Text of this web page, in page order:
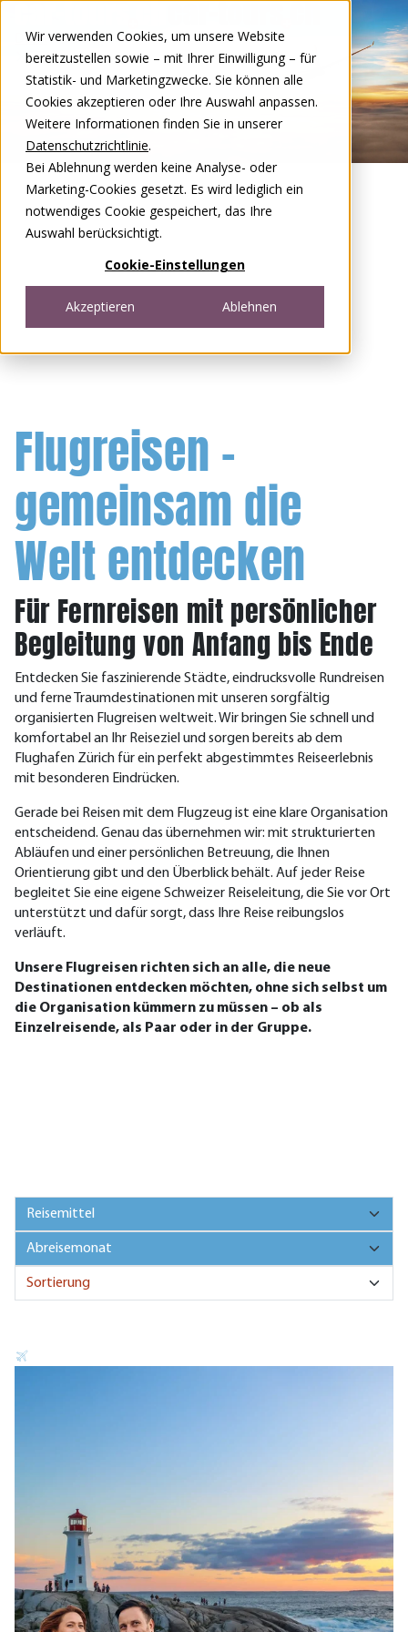
Wir verwenden Cookies, um unsere Website
bereitzustellen sowie – mit Ihrer Einwilligung – für
Statistik- und Marketingzwecke. Sie können alle
Cookies akzeptieren oder Ihre Auswahl anpassen.
Weitere Informationen finden Sie in unserer
Datenschutzrichtlinie.
Bei Ablehnung werden keine Analyse- oder
Marketing-Cookies gesetzt. Es wird lediglich ein
notwendiges Cookie gespeichert, das Ihre
Auswahl berücksichtigt.
Cookie-Einstellungen
Akzeptieren Ablehnen
DEFR
Open menu
Flugreisen –
gemeinsam die
Welt entdecken
Für Fernreisen mit persönlicher
Begleitung von Anfang bis Ende
Entdecken Sie faszinierende Städte, eindrucksvolle Rundreisen
und ferne Traumdestinationen mit unseren sorgfältig
organisierten Flugreisen weltweit. Wir bringen Sie schnell und
komfortabel an Ihr Reiseziel und sorgen bereits ab dem
Flughafen Zürich für ein perfekt abgestimmtes Reiseerlebnis
mit besonderen Eindrücken.
Gerade bei Reisen mit dem Flugzeug ist eine klare Organisation
entscheidend. Genau das übernehmen wir: mit strukturierten
Abläufen und einer persönlichen Betreuung, die Ihnen
Orientierung gibt und den Überblick behält. Auf jeder Reise
begleitet Sie eine eigene Schweizer Reiseleitung, die Sie vor Ort
unterstützt und dafür sorgt, dass Ihre Reise reibungslos
verläuft.
Unsere Flugreisen richten sich an alle, die neue
Destinationen entdecken möchten, ohne sich selbst um
die Organisation kümmern zu müssen – ob als
Einzelreisende, als Paar oder in der Gruppe.